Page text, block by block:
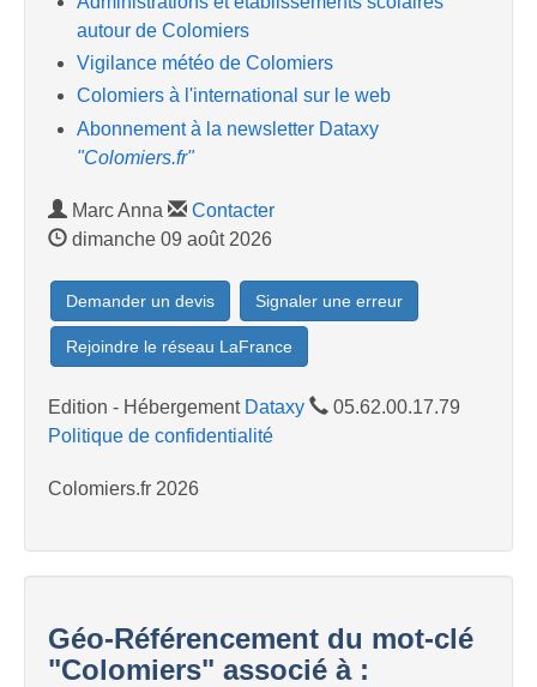
autour de Colomiers
Vigilance météo de Colomiers
Colomiers à l'international sur le web
Abonnement à la newsletter Dataxy
"Colomiers.fr"
Marc Anna
Contacter
dimanche 09 août 2026
Demander un devis Signaler une erreur
Rejoindre le réseau LaFrance
Edition - Hébergement Dataxy
05.62.00.17.79
Politique de confidentialité
Colomiers.fr 2026
Géo-Référencement du mot-clé
"Colomiers" associé à :